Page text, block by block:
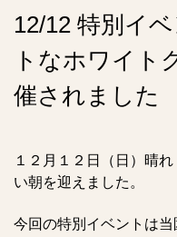
12/12 特別イ
トなホワイト
催されました
１２月１２日（日）晴
い朝を迎えました。
今回の特別イベントは